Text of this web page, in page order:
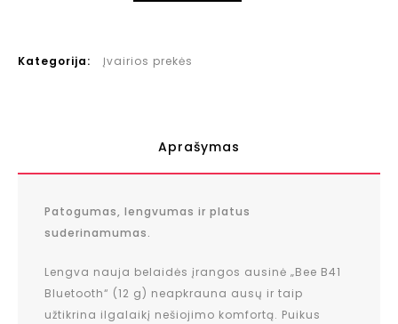
Kategorija: Įvairios prekės
Aprašymas
Patogumas, lengvumas ir platus
suderinamumas.
Lengva nauja belaidės įrangos ausinė „Bee B41
Bluetooth“ (12 g) neapkrauna ausų ir taip
užtikrina ilgalaikį nešiojimo komfortą. Puikus